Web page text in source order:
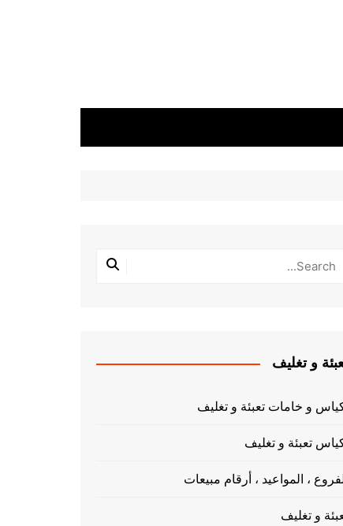
و تغليف
و خامات تعبئة و تغليف
تعبئة و تغليف
، المواعيد ، أرقام مبيعات
و تغليف